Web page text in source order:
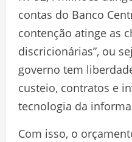
contas do Banco
contenção atinge as
discricionárias”, ou
governo tem
custeio, contratos e
tecnologia da
Com isso, o